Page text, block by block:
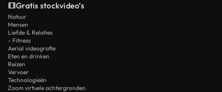
Gratis stockvideo’s
Natuur
Mensen
Liefde & Relaties
- Fitness
Aerial videografie
Eten en drinken
Reizen
Vervoer
Technologieën
Zoom virtuele achtergronden